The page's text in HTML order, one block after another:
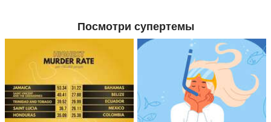
Посмотри супертемы